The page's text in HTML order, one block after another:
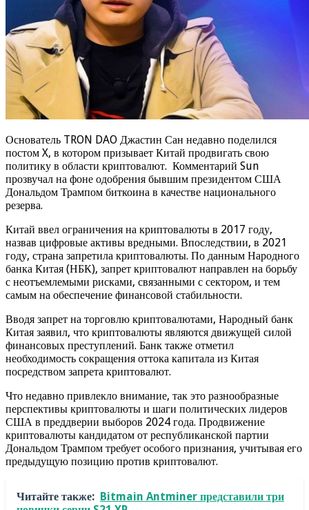
Основатель TRON DAO Джастин Сан недавно поделился
постом X, в котором призывает Китай продвигать свою
политику в области криптовалют. Комментарий Sun
прозвучал на фоне одобрения бывшим президентом США
Дональдом Трампом биткоина в качестве национального
резерва.
Китай ввел ограничения на криптовалюты в 2017 году,
назвав цифровые активы вредными. Впоследствии, в 2021
году, страна запретила криптовалюты. По данным Народного
банка Китая (НБК), запрет криптовалют направлен на борьбу
с неотъемлемыми рисками, связанными с сектором, и тем
самым на обеспечение финансовой стабильности.
Вводя запрет на торговлю криптовалютами, Народный банк
Китая заявил, что криптовалюты являются движущей силой
финансовых преступлений. Банк также отметил
необходимость сокращения оттока капитала из Китая
посредством запрета криптовалют.
Что недавно привлекло внимание, так это разнообразные
перспективы криптовалюты и шаги политических лидеров
США в преддверии выборов 2024 года. Продвижение
криптовалюты кандидатом от республиканской партии
Дональдом Трампом требует особого признания, учитывая его
предыдущую позицию против криптовалют.
Читайте также: Bitmain Antminer представили три